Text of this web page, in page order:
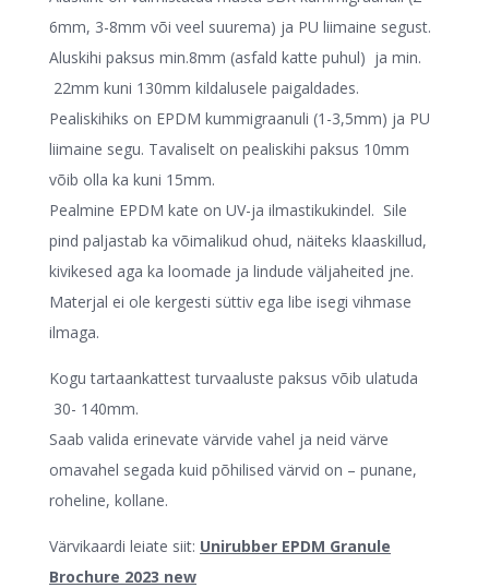
6mm, 3-8mm või veel suurema) ja PU liimaine segust.
Aluskihi paksus min.8mm (asfald katte puhul) ja min.
22mm kuni 130mm kildalusele paigaldades.
Pealiskihiks on EPDM kummigraanuli (1-3,5mm) ja PU
liimaine segu. Tavaliselt on pealiskihi paksus 10mm
võib olla ka kuni 15mm.
Pealmine EPDM kate on UV-ja ilmastikukindel. Sile
pind paljastab ka võimalikud ohud, näiteks klaaskillud,
kivikesed aga ka loomade ja lindude väljaheited jne.
Materjal ei ole kergesti süttiv ega libe isegi vihmase
ilmaga.
Kogu tartaankattest turvaaluste paksus võib ulatuda
30- 140mm.
Saab valida erinevate värvide vahel ja neid värve
omavahel segada kuid põhilised värvid on – punane,
roheline, kollane.
Värvikaardi leiate siit: Unirubber EPDM Granule
Brochure 2023 new